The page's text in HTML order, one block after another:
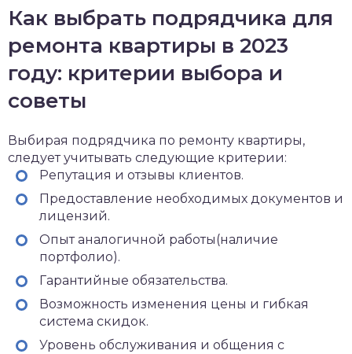
Как выбрать подрядчика для
ремонта квартиры в 2023
году: критерии выбора и
советы
Выбирая подрядчика по ремонту квартиры,
следует учитывать следующие критерии:
Репутация и отзывы клиентов.
Предоставление необходимых документов и
лицензий.
Опыт аналогичной работы(наличие
портфолио).
Гарантийные обязательства.
Возможность изменения цены и гибкая
система скидок.
Уровень обслуживания и общения с